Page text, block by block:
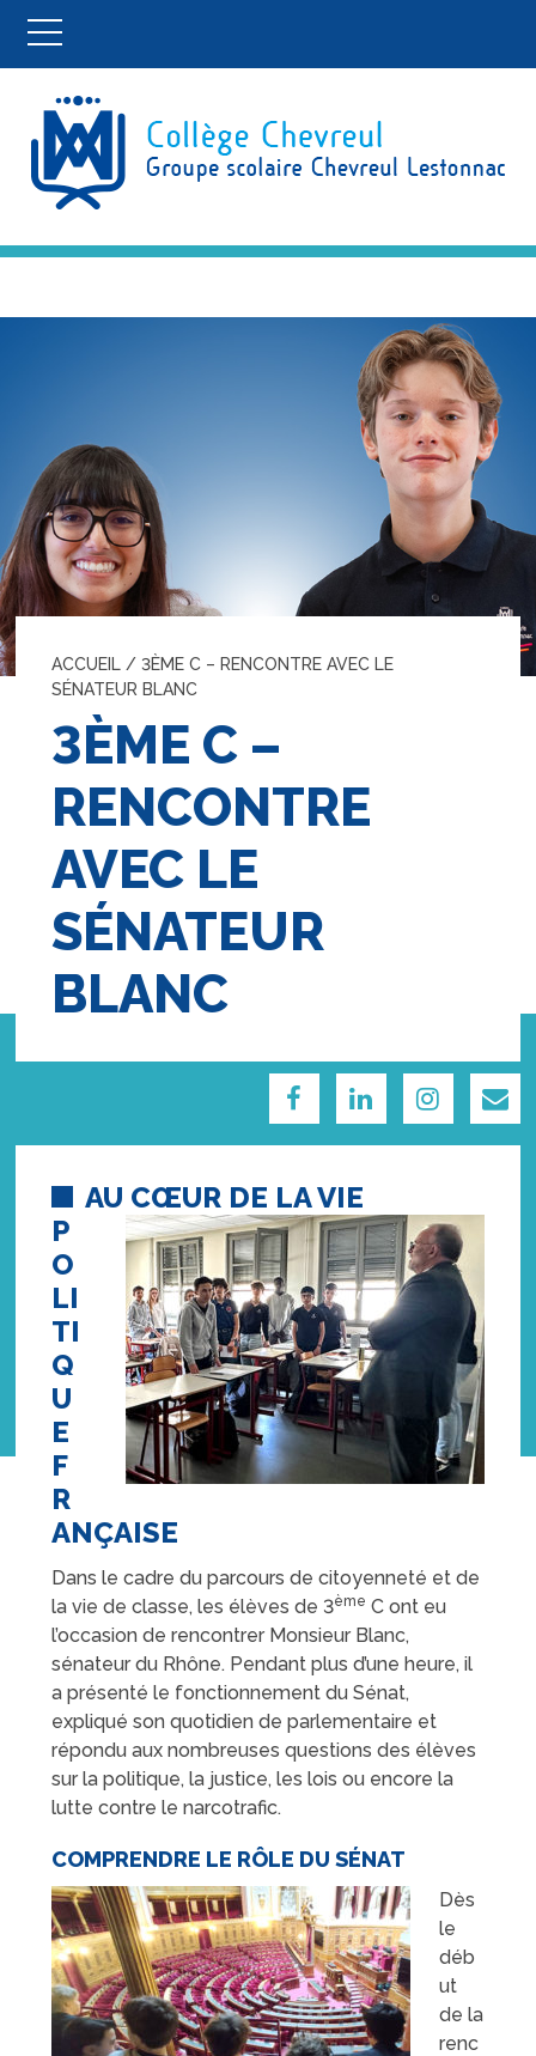
ACCUEIL /3ÈME C – RENCONTRE AVEC LE
SÉNATEUR BLANC
3ÈME C –
RENCONTRE
AVEC LE
SÉNATEUR
BLANC
AU CŒUR DE LA VIE
P
O
LI
TI
Q
U
E
F
R
ANÇAISE
Dans le cadre du parcours de citoyenneté et de
la vie de classe, les élèves de 3ème C ont eu
l’occasion de rencontrer Monsieur Blanc,
sénateur du Rhône. Pendant plus d’une heure, il
a présenté le fonctionnement du Sénat,
expliqué son quotidien de parlementaire et
répondu aux nombreuses questions des élèves
sur la politique, la justice, les lois ou encore la
lutte contre le narcotrafic.
COMPRENDRE LE RÔLE DU SÉNAT
Dès
le
déb
ut
de la
renc